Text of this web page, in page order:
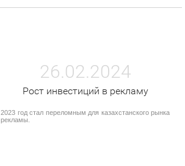
26.02.2024
Рост инвестиций в рекламу
2023 год стал переломным для казахстанского рынка
рекламы.